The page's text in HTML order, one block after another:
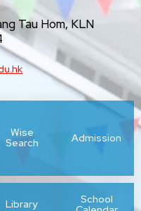
Tau Hom, KLN
Wise
Search
Admission
Library
School